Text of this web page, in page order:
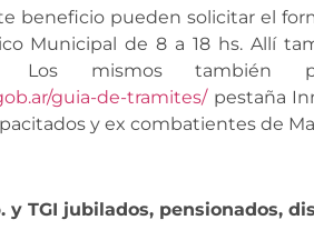
beneficio pueden solicitar el
Municipal de 8 a 18 hs. Allí
Los mismos también
guia-de-tramites/pestaña
y ex combatientes de
y TGI jubilados, pensionados,